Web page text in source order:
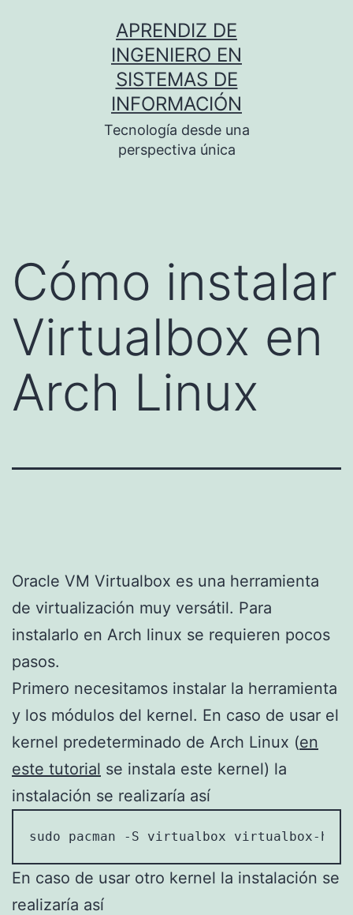
APRENDIZ DE
INGENIERO EN
SISTEMAS DE
INFORMACIÓN
Tecnología desde una
perspectiva única
Cómo instalar
Virtualbox en
Arch Linux
Oracle VM Virtualbox es una herramienta
de virtualización muy versátil. Para
instalarlo en Arch linux se requieren pocos
pasos.
Primero necesitamos instalar la herramienta
y los módulos del kernel. En caso de usar el
kernel predeterminado de Arch Linux (en
este tutorial se instala este kernel) la
instalación se realizaría así
sudo pacman -S virtualbox virtualbox-
En caso de usar otro kernel la instalación se
realizaría así